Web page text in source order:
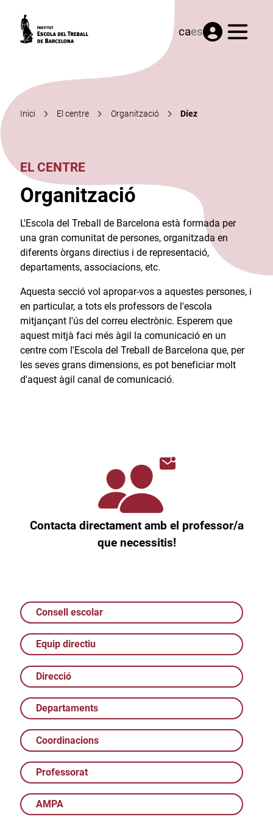
caes Menú
Inici El centre Organització Díez
EL CENTRE
Organització
L'Escola del Treball de Barcelona està formada per
una gran comunitat de persones, organitzada en
diferents òrgans directius i de representació,
departaments, associacions, etc.​
Aquesta secció vol apropar-vos a aquestes persones, i
en particular, a tots els professors de l'escola
mitjançant l'ús del correu electrònic. Esperem que
aquest mitjà faci més àgil la comunicació en un
centre com l'Escola del Treball de Barcelona que, per
les seves grans dimensions, es pot beneficiar molt
d'aquest àgil canal de comunicació.​
Contacta directament amb el professor/a
que necessitis!
Consell escolar
Equip directiu
Direcció
Departaments
Coordinacions
Professorat
AMPA